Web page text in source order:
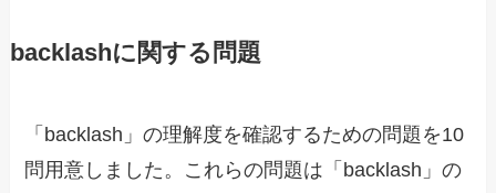
backlashに関する問題
「backlash」の理解度を確認するための問題を10
問用意しました。これらの問題は「backlash」の